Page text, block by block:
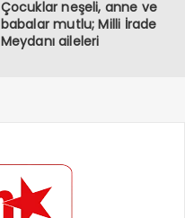
Çocuklar neşeli, anne ve
babalar mutlu; Milli İrade
Meydanı aileleri